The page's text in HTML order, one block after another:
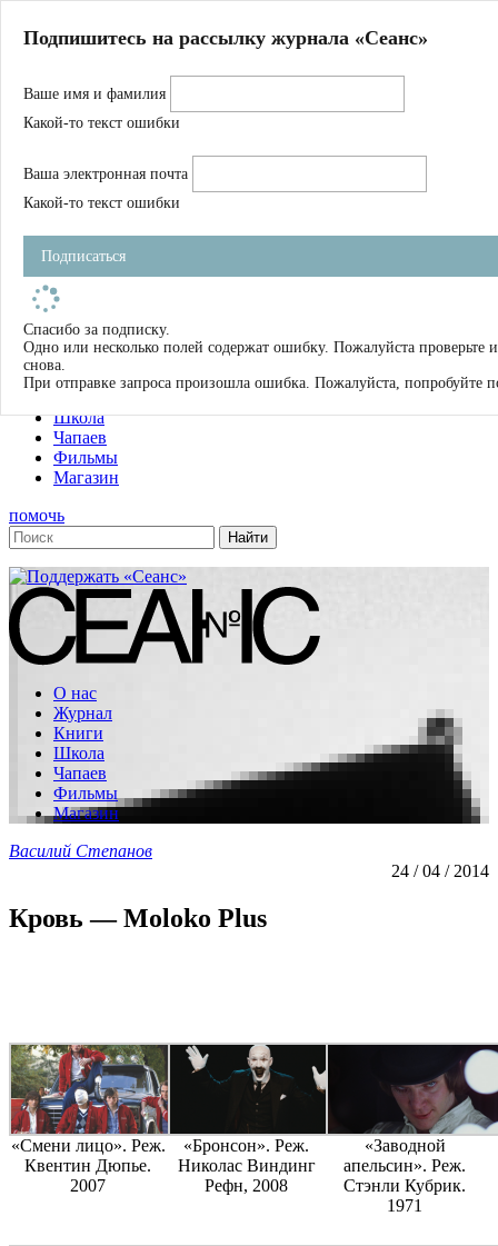
Магазин
Журнал
Школа
Устав
Фильмы
Имена
Тэги
О нас
Журнал
Книги
Школа
Чапаев
Фильмы
Магазин
помочь
О нас
Журнал
Книги
Школа
Чапаев
Фильмы
Магазин
Василий Степанов
24 / 04 / 2014
Кровь — Moloko Plus
«Смени лицо». Реж.
Квентин Дюпье.
2007
«Бронсон». Реж.
Николас Виндинг
Рефн, 2008
«Заводной
апельсин». Реж.
Стэнли Кубрик.
1971
Подпишитесь на рассылку журнала «Сеанс»
Ваше имя и фамилия
Какой-то текст ошибки
Ваша электронная почта
Какой-то текст ошибки
Подписаться
Спасибо за подписку.
Одно или несколько полей содержат ошибку. Пожалуйста проверьте
снова.
При отправке запроса произошла ошибка. Пожалуйста, попробуйте